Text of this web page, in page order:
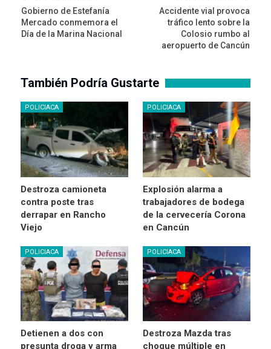
Gobierno de Estefanía
Mercado conmemora el
Día de la Marina Nacional
Accidente vial provoca
tráfico lento sobre la
Colosio rumbo al
aeropuerto de Cancún
También Podría Gustarte
POLICIACA
Destroza camioneta
contra poste tras
derrapar en Rancho
Viejo
POLICIACA
Explosión alarma a
trabajadores de bodega
de la cervecería Corona
en Cancún
POLICIACA
Detienen a dos con
presunta droga y arma
POLICIACA
Destroza Mazda tras
choque múltiple en